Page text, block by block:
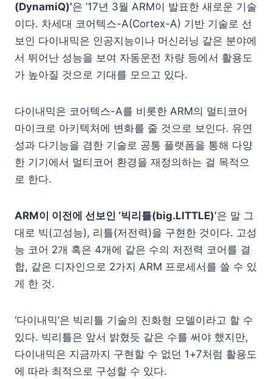
(DynamiQ)’은 ’17년 3월 ARM이 발표한 새로운 기술
이다. 차세대 코어텍스-A(Cortex-A) 기반 기술로 선
보인 다이내믹은 인공지능이나 머신러닝 같은 분야에
서 뛰어난 성능을 보여 자동운전 차량 등에서 활용도
가 높아질 것으로 기대를 모으고 있다.
다이내믹은 코어텍스-A를 비롯한 ARM의 멀티코어
마이크로 아키텍처에 변화를 줄 것으로 보인다. 유연
성과 다기능을 겸한 기술로 공통 플랫폼을 통해 다양
한 기기에서 멀티코어 환경을 재정의하는 걸 목적으
로 한다.
ARM이 이전에 선보인 ‘빅리틀(big.LITTLE)’은 말 그
대로 빅(고성능), 리틀(저전력)을 구현한 것이다. 고성
능 코어 2개 혹은 4개에 같은 수의 저전력 코어를 결
합, 같은 디자인으로 2가지 ARM 프로세서를 쓸 수 있
게 한 것.
‘다이내믹’은 빅리틀 기술의 진화형 모델이라고 할 수
있다. 빅리틀은 앞서 밝혔듯 같은 수를 써야 했지만,
다이내믹은 지금까지 구현할 수 없던 1+7처럼 활용도
에 따라 최적으로 구성할 수 있다.